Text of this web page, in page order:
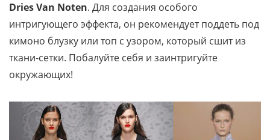
Dries Van Noten. Для создания особого
интригующего эффекта, он рекомендует поддеть под
кимоно блузку или топ с узором, который сшит из
ткани-сетки. Побалуйте себя и заинтригуйте
окружающих!